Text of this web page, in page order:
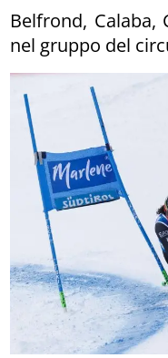
Belfrond,
nel gruppo del